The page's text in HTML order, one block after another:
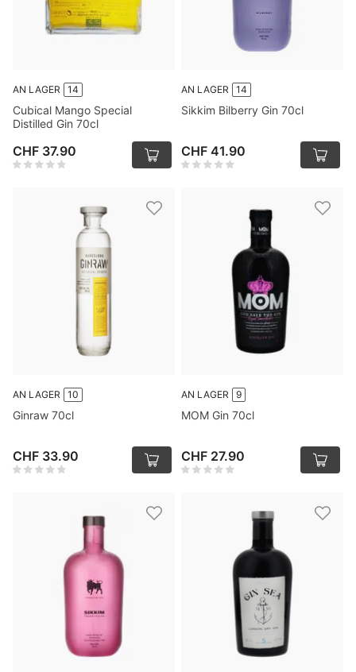
AN LAGER 14
Cubical Mango Special
Distilled Gin 70cl
CHF 37.90
AN LAGER 14
Sikkim Bilberry Gin 70cl
CHF 41.90
AN LAGER 10
Ginraw 70cl
CHF 33.90
AN LAGER 9
MOM Gin 70cl
CHF 27.90